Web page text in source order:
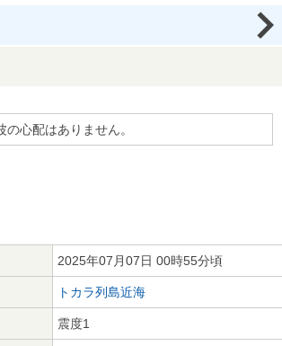
の心配はありません。
2025年07月07日 00時55分頃
トカラ列島近海
震度1